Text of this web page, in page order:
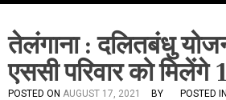
तेलंगाना : दलितबंधु
एससी परिवार को
POSTED ON AUGUST 17, 2021
BY
POSTED IN